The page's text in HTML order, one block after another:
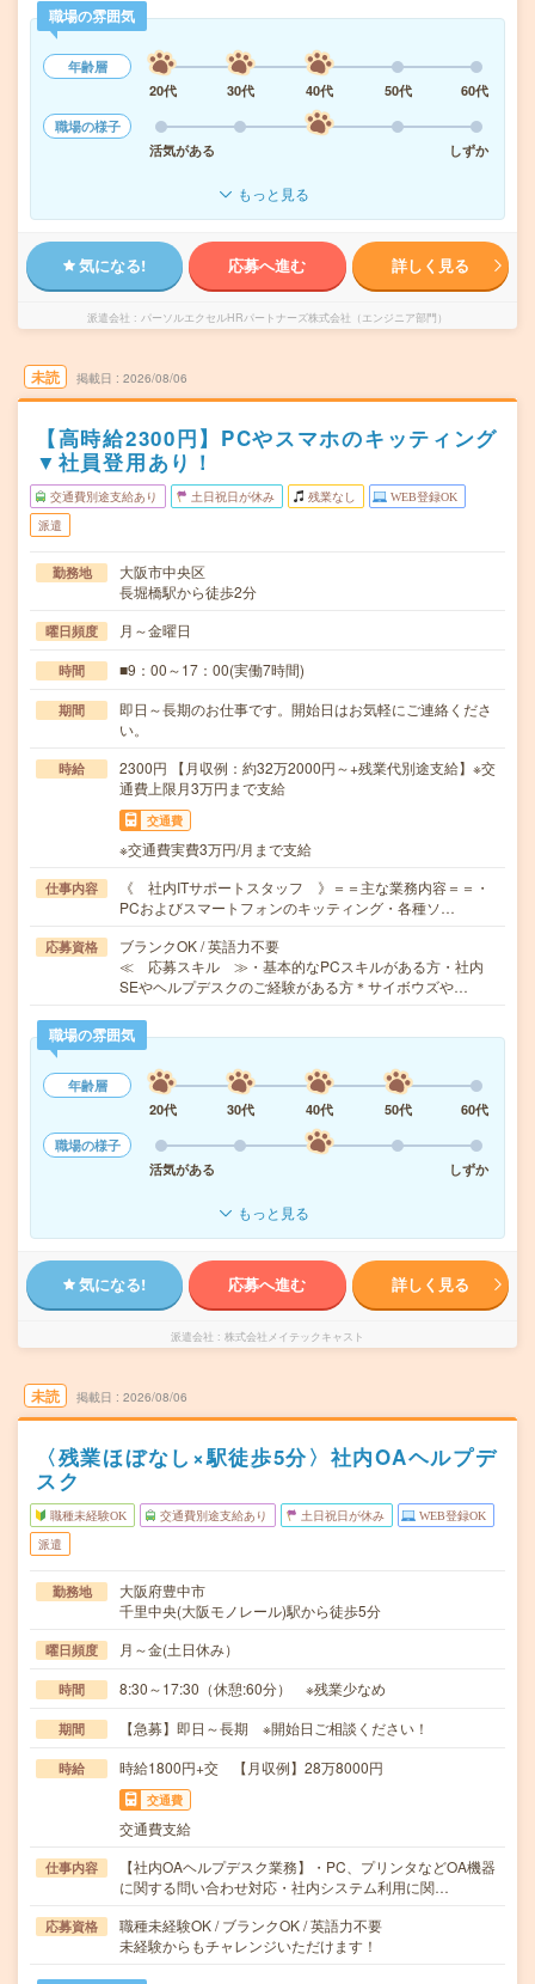
職場の雰囲気
年齢層
20代
30代 40代 50代
60代
職場の様子
活気がある
しずか
もっと見る
気になる! 応募へ進む 詳しく見る
派遣会社 パーソルエクセルHRパートナーズ株式会社（エンジニア部門）
未読 掲載日 2026/08/06
【高時給2300円】PCやスマホのキッティング
▼社員登用あり！
交通費別途支給あり 土日祝日が休み 残業なし WEB登録OK
派遣
勤務地
大阪市中央区
長堀橋駅から徒歩2分
曜日頻度 月～金曜日
時間 ■9：00～17：00(実働7時間)
期間
即日～長期のお仕事です。開始日はお気軽にご連絡くださ
い。
時給
2300円 【月収例：約32万2000円～+残業代別途支給】※交
通費上限月3万円まで支給
交通費
※交通費実費3万円/月まで支給
仕事内容
《 社内ITサポートスタッフ 》＝＝主な業務内容＝＝・
PCおよびスマートフォンのキッティング・各種ソ…
応募資格
ブランクOK / 英語力不要
≪ 応募スキル ≫・基本的なPCスキルがある方・社内
SEやヘルプデスクのご経験がある方＊サイボウズや…
職場の雰囲気
年齢層
20代
30代 40代 50代
60代
職場の様子
活気がある
しずか
もっと見る
気になる! 応募へ進む 詳しく見る
派遣会社 株式会社メイテックキャスト
未読 掲載日 2026/08/06
〈残業ほぼなし×駅徒歩5分〉社内OAヘルプデ
スク
職種未経験OK 交通費別途支給あり 土日祝日が休み WEB登録OK
派遣
勤務地
大阪府豊中市
千里中央(大阪モノレール)駅から徒歩5分
曜日頻度 月～金(土日休み）
時間 8:30～17:30（休憩:60分） ※残業少なめ
期間 【急募】即日～長期 ※開始日ご相談ください！
時給 時給1800円+交 【月収例】28万8000円
交通費
交通費支給
仕事内容
【社内OAヘルプデスク業務】・PC、プリンタなどOA機器
に関する問い合わせ対応・社内システム利用に関…
応募資格
職種未経験OK / ブランクOK / 英語力不要
未経験からもチャレンジいただけます！